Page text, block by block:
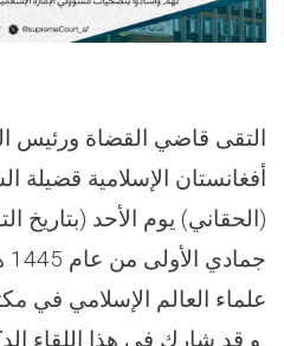
التقى قاضي القضاة ورئيس
أفغانستان الإسلامية قضيلة
(الحقاني) يوم الأحد
علماء العالم الإسلامي في
و قد شارك في هذا اللقاء